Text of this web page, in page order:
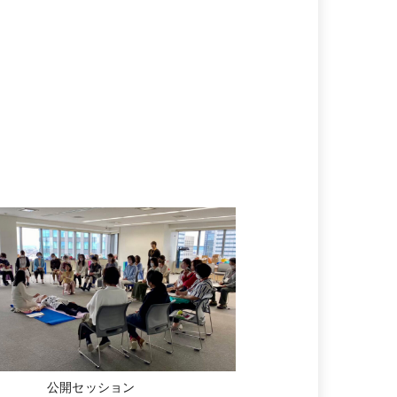
公開セッション